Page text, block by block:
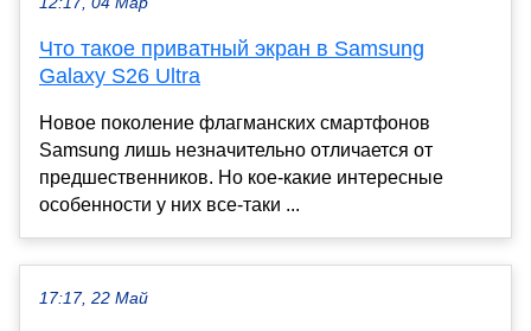
Что такое приватный экран в Samsung
Galaxy S26 Ultra
Новое поколение флагманских смартфонов
Samsung лишь незначительно отличается от
предшественников. Но кое-какие интересные
особенности у них все-таки ...
17:17, 22 Май